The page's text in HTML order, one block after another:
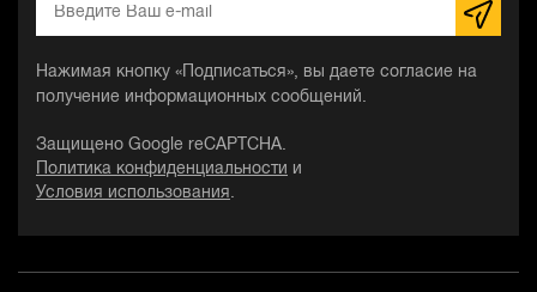
Нажимая кнопку «Подписаться», вы даете согласие на
получение информационных сообщений.
Защищено Google reCAPTCHA.
Политика конфиденциальности
и
Условия использования .